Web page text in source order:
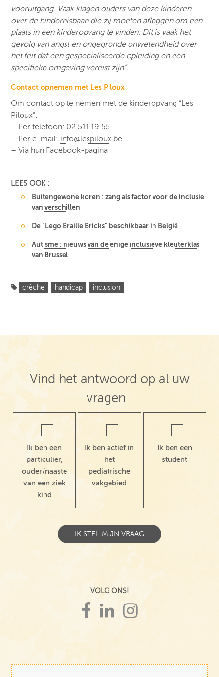
vooruitgang. Vaak klagen ouders van deze kinderen
over de hindernisbaan die zij moeten afleggen om een
plaats in een kinderopvang te vinden. Dit is vaak het
gevolg van angst en ongegronde onwetendheid over
het feit dat een gespecialiseerde opleiding en een
specifieke omgeving vereist zijn”.
Contact opnemen met Les Piloux
Om contact op te nemen met de kinderopvang “Les
Piloux”:
– Per telefoon: 02 511 19 55
– Per e-mail: info@lespiloux.be
– Via hun Facebook-pagina
LEES OOK :
Buitengewone koren : zang als factor voor de inclusie
van verschillen
De “Lego Braille Bricks” beschikbaar in België
Autisme : nieuws van de enige inclusieve kleuterklas
van Brussel
crèche handicap inclusion
Vind het antwoord op al uw
vragen !
Ik ben een
particulier,
ouder/naaste
van een ziek
kind
Ik ben actief in
het
pediatrische
vakgebied
Ik ben een
student
VOLG ONS!